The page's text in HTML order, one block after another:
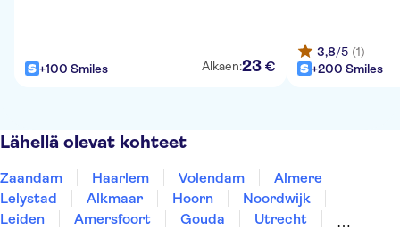
+100 Smiles Alkaen:23 €
3,8/5 (1)
+200 Smiles
Lähellä olevat kohteet
Zaandam Haarlem Volendam
Almere
Lelystad
Alkmaar Hoorn
Noordwijk
Leiden
Amersfoort Gouda
Utrecht